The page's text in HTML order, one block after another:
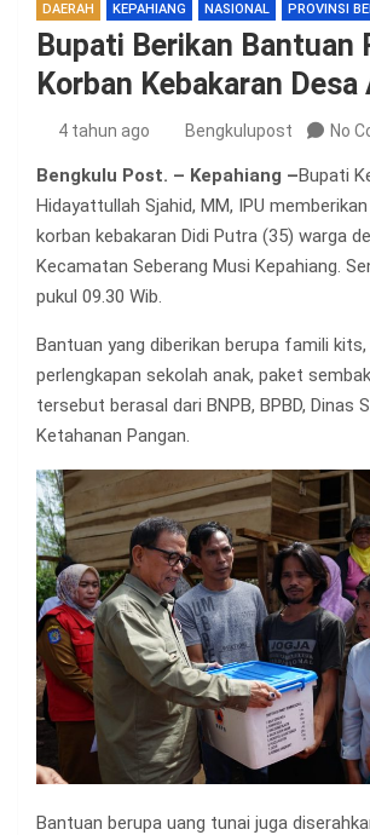
DAERAH KEPAHIANG NASIONAL PROVINSI
Bupati Berikan Bantuan
Korban Kebakaran Desa
4 tahun ago Bengkulupost No
Bengkulu Post. – Kepahiang –Bupati
Hidayattullah Sjahid, MM, IPU
korban kebakaran Didi Putra (35) warga
Kecamatan Seberang Musi Kepahiang.
pukul 09.30 Wib.
Bantuan yang diberikan berupa famili
perlengkapan sekolah anak, paket
tersebut berasal dari BNPB, BPBD, Dinas
Ketahanan Pangan.
Bantuan berupa uang tunai juga